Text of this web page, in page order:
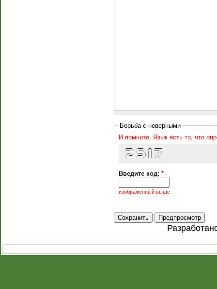
Борьба с неверными
И помните, Язык есть то, что
|___ \  | ___|  / | |___  |
   __) | |___ \  | |    / /
  / __/   ___) | | |   / /
|_____| |____/  |_|  /_/
Введите код: *
изображенный выше